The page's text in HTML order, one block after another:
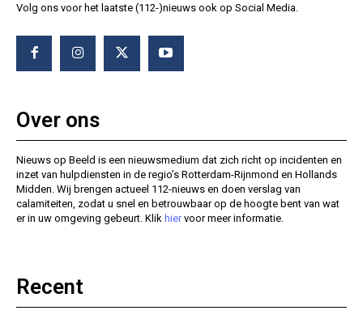
Volg ons voor het laatste (112-)nieuws ook op Social Media.
Over ons
Nieuws op Beeld is een nieuwsmedium dat zich richt op incidenten en
inzet van hulpdiensten in de regio’s Rotterdam-Rijnmond en Hollands
Midden. Wij brengen actueel 112-nieuws en doen verslag van
calamiteiten, zodat u snel en betrouwbaar op de hoogte bent van wat
er in uw omgeving gebeurt. Klik hiervoor meer informatie.
Recent